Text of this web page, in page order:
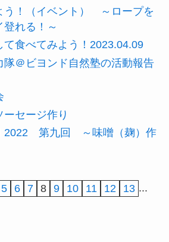
う！（イベント） ～ロープを
れる！～
て食べてみよう！2023.04.09
隊＠ビヨンド自然塾の活動報告
ーセージ作り
2022 第九回 ～味噌（麹）作
5 6 7 8 9 10 11 12 13 ...